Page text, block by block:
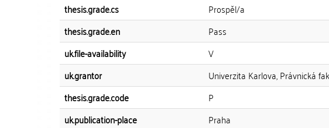
thesis.grade.cs
Prospěl/a
thesis.grade.en
Pass
uk.file-availability
V
uk.grantor
Univerzita Karlova, Právnická
thesis.grade.code
P
uk.publication-place
Praha